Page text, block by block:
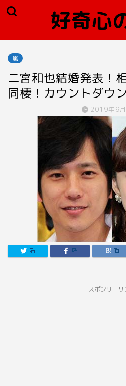
好奇心
嵐
二宮和也結婚発表！
同棲！カウントダウ
2019年9
スポンサーリ